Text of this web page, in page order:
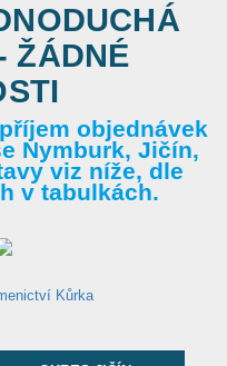
ŽÁDNÉ
objednávek
Nymburk, Jičín,
viz níže, dle
v tabulkách.